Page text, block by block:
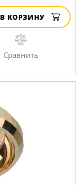
В КОРЗИНУ